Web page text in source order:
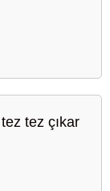
tez çıkar